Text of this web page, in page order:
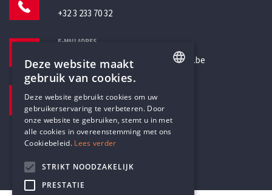
+32 3 233 70 32
E-MAILADRES
secretariaat@humanistischverbond.be
Pottenbrug 4
Antwerpen, 2000
DUTCH
Deze website maakt
gebruik van cookies.
Deze website gebruikt cookies om uw
gebruikerservaring te verbeteren. Door
onze website te gebruiken, stemt u in met
alle cookies in overeenstemming met ons
Cookiebeleid. Lees verder
STRIKT NOODZAKELIJK
PRESTATIE